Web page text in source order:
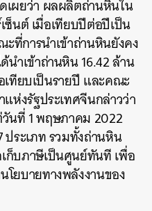
เผยว่า ผลผลิตถ่านหินใน
ซ็นต์ เมื่อเทียบปีต่อปีเป็น
ที่การนำเข้าถ่านหินยังคง
ำเข้าถ่านหิน 16.42 ล้าน
เทียบเป็นรายปี และคณะ
ห่งรัฐประเทศจีนกล่าวว่า
วันที่ 1 พฤษภาคม 2022
ระเภท รวมทั้งถ่านหิน
ก็บภาษีเป็นศูนย์ทันที เพื่อ
ยบายทางพลังงานของ